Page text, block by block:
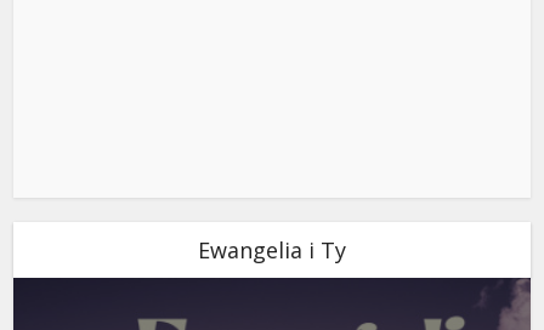
Ewangelia i Ty